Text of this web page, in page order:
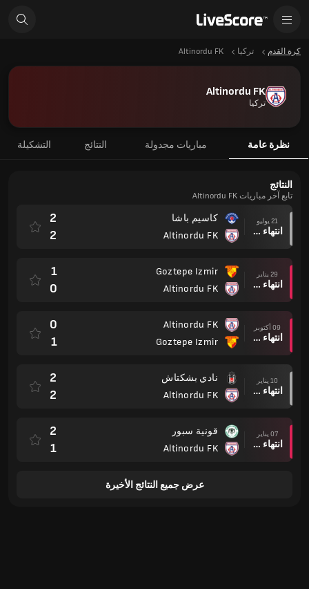
كرة القدم تركيا Altinordu FK
Altinordu FK
تركيا
نظرة عامة مباريات مجدولة النتائج التشكيلة
النتائج
تابع آخر مباريات Altinordu FK
21 يوليو
انتهاء وقت المباراة
كاسيم باشا
Altinordu FK
2
2
29 يناير
انتهاء وقت المباراة
Goztepe Izmir
Altinordu FK
1
0
09 أكتوبر
انتهاء وقت المباراة
Altinordu FK
Goztepe Izmir
0
1
10 يناير
انتهاء وقت المباراة
نادي بشكتاش
Altinordu FK
2
2
07 يناير
انتهاء وقت المباراة
قونية سبور
Altinordu FK
2
1
عرض جميع النتائج الأخيرة